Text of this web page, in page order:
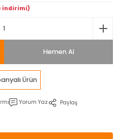
indirimi)
Hemen Al
Ürün
Yorum Yaz Paylaş